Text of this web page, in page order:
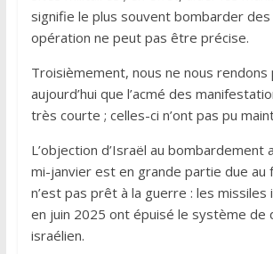
signifie le plus souvent bombarder
opération ne peut pas être précise.
Troisièmement, nous ne nous rendons
aujourd’hui que l’acmé des
très courte ; celles-ci n’ont pas pu
L’objection d’Israël au bombardement
mi-janvier est en grande partie due au
n’est pas prêt à la guerre : les missiles
en juin 2025 ont épuisé le système de
israélien.